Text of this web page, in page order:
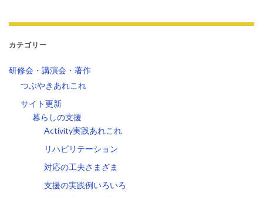
カテゴリー
研修会・講演会・著作
つぶやきあれこれ
サイト更新
暮らしの支援
Activity実践あれこれ
リハビリテーション
対応の工夫さまざま
支援の実践例いろいろ